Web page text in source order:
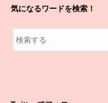
気になるワードを検索！